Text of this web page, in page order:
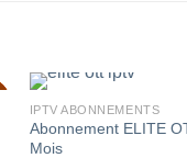
IPTV ABONNEMENTS
Abonnement ELITE
Mois